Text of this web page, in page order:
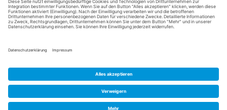
© 2023 Schuh-Keller KG | Wredestraße 10 | D-67059